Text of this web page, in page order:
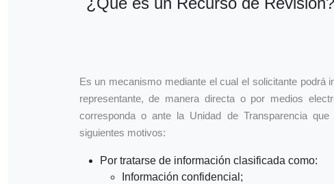
Es un mecanismo mediante el cual el solicitante podrá
representante, de manera directa o por medios
corresponda o ante la Unidad de Transparencia
siguientes motivos:
Por tratarse de información clasificada como:
Información confidencial;